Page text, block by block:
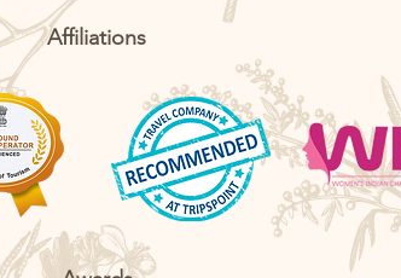
Affiliations